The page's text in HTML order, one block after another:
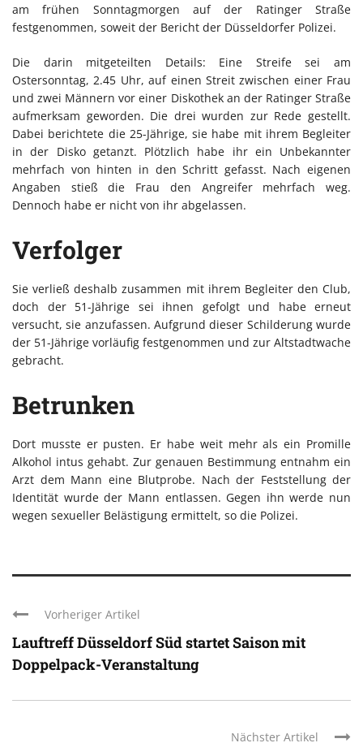
am frühen Sonntagmorgen auf der Ratinger Straße
festgenommen, soweit der Bericht der Düsseldorfer Polizei.
Die darin mitgeteilten Details: Eine Streife sei am
Ostersonntag, 2.45 Uhr, auf einen Streit zwischen einer Frau
und zwei Männern vor einer Diskothek an der Ratinger Straße
aufmerksam geworden. Die drei wurden zur Rede gestellt.
Dabei berichtete die 25-Jährige, sie habe mit ihrem Begleiter
in der Disko getanzt. Plötzlich habe ihr ein Unbekannter
mehrfach von hinten in den Schritt gefasst. Nach eigenen
Angaben stieß die Frau den Angreifer mehrfach weg.
Dennoch habe er nicht von ihr abgelassen.
Verfolger
Sie verließ deshalb zusammen mit ihrem Begleiter den Club,
doch der 51-Jährige sei ihnen gefolgt und habe erneut
versucht, sie anzufassen. Aufgrund dieser Schilderung wurde
der 51-Jährige vorläufig festgenommen und zur Altstadtwache
gebracht.
Betrunken
Dort musste er pusten. Er habe weit mehr als ein Promille
Alkohol intus gehabt. Zur genauen Bestimmung entnahm ein
Arzt dem Mann eine Blutprobe. Nach der Feststellung der
Identität wurde der Mann entlassen. Gegen ihn werde nun
wegen sexueller Belästigung ermittelt, so die Polizei.
Vorheriger Artikel
Lauftreff Düsseldorf Süd startet Saison mit
Doppelpack-Veranstaltung
Nächster Artikel